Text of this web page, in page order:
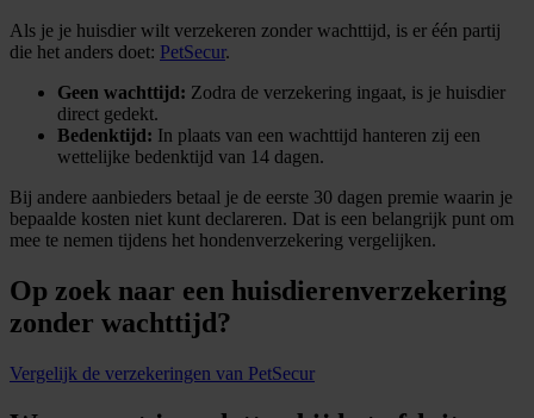
Als je je huisdier wilt verzekeren zonder wachttijd, is er één partij
die het anders doet: PetSecur.
Geen wachttijd: Zodra de verzekering ingaat, is je huisdier
direct gedekt.
Bedenktijd: In plaats van een wachttijd hanteren zij een
wettelijke bedenktijd van 14 dagen.
Bij andere aanbieders betaal je de eerste 30 dagen premie waarin je
bepaalde kosten niet kunt declareren. Dat is een belangrijk punt om
mee te nemen tijdens het hondenverzekering vergelijken.
Op zoek naar een huisdierenverzekering
zonder wachttijd?
Vergelijk de verzekeringen van PetSecur